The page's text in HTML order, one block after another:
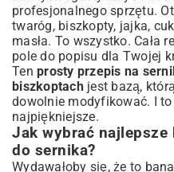
profesjonalnego sprzętu.
twaróg, biszkopty, jajka,
masła. To wszystko. Cała
pole do popisu dla Twojej
Ten prosty przepis na
biszkoptachjest bazą,
dowolnie modyfikować. I
najpiękniejsze.
Jak wybrać najlepsze
do sernika?
Wydawałoby się, że to